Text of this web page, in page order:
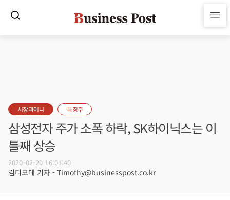
시장과머니 특징주
삼성전자 주가 소폭 하락, SK하이닉스는 이
틀째 상승
2020-02-20 16:01:40
김디모데 기자 - Timothy@businesspost.co.kr